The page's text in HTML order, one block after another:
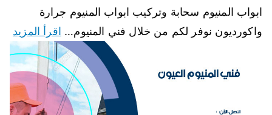
ابواب المنيوم سحابة وتركيب ابواب المنيوم جرارة
واكورديون نوفر لكم من خلال فني المنيوم… اقرأ المزيد